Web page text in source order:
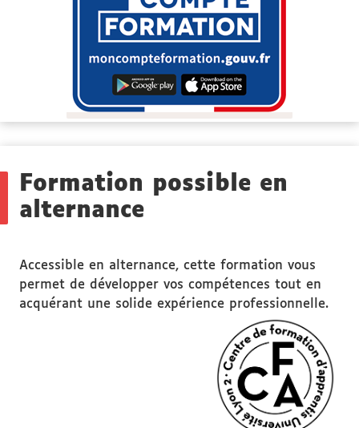
Formation possible en
alternance
Accessible en alternance, cette formation vous
permet de développer vos compétences tout en
acquérant une solide expérience professionnelle.